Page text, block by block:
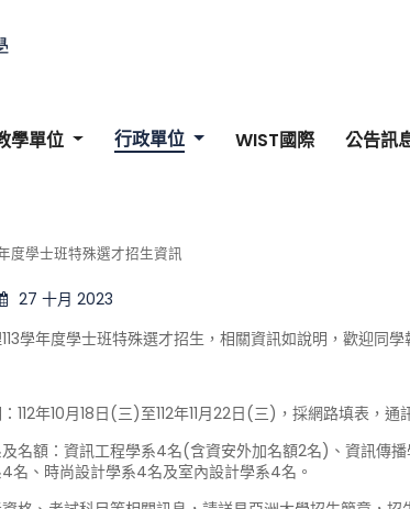
學單位 行政單位 WIST國際 公告訊
度學士班特殊選才招生資訊
27 十月 2023
學年度學士班特殊選才招生，相關資訊如說明，歡迎同學
112年10月18日(三)至112年11月22日(三)，採網路填表，通
名額：資訊工程學系4名(含資安外加名額2名)、資訊傳
名、時尚設計學系4名及室內設計學系4名。